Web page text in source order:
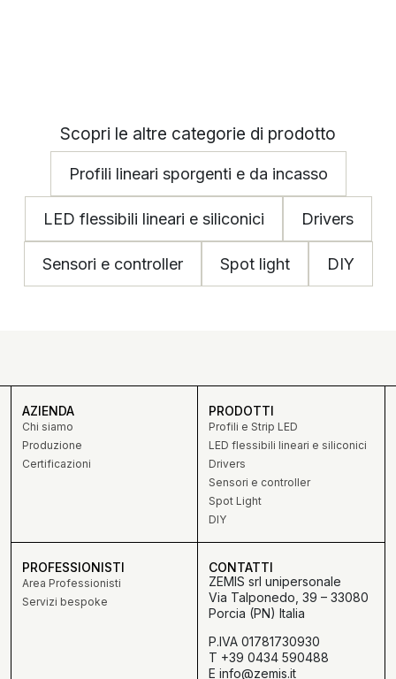
Scopri le altre categorie di prodotto
Profili lineari sporgenti e da incasso
LED flessibili lineari e siliconici Drivers
Sensori e controller Spot light DIY
AZIENDA
Chi siamo
Produzione
Certificazioni
PRODOTTI
Profili e Strip LED
LED flessibili lineari e siliconici
Drivers
Sensori e controller
Spot Light
DIY
PROFESSIONISTI
Area Professionisti
Servizi bespoke
CONTATTI
ZEMIS srl unipersonale
Via Talponedo, 39 – 33080
Porcia (PN) Italia
P.IVA 01781730930
T +39 0434 590488
E info@zemis.it